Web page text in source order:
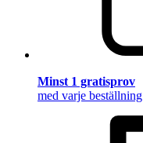
Minst 1 gratisprov
med varje beställning